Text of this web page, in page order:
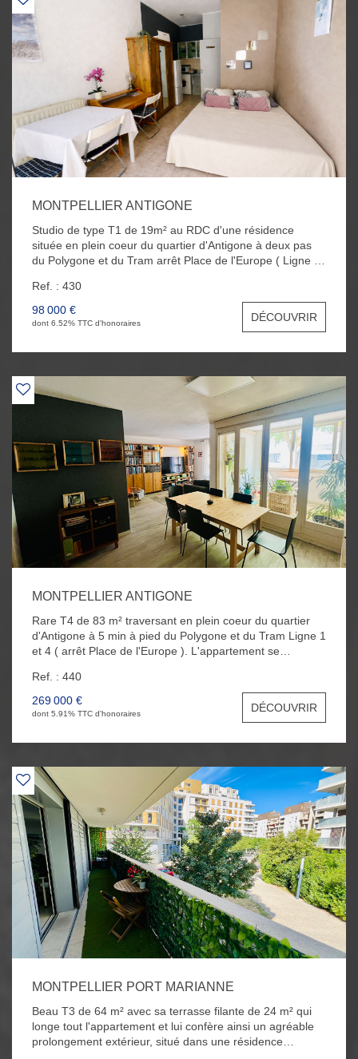
MONTPELLIER ANTIGONE
Studio de type T1 de 19m² au RDC d'une résidence
située en plein coeur du quartier d'Antigone à deux pas
du Polygone et du Tram arrêt Place de l'Europe ( Ligne 1
expo Est avec sa cuisine américaine aménagée, et d'une
salle d'eau avec WC. Vous bénéficierez également de
volets électriques et d'une cave au sous-sol. Idéal
Ref. : 430
98 000 €
dont 6.52% TTC d'honoraires DÉCOUVRIR
MONTPELLIER ANTIGONE
Rare T4 de 83 m² traversant en plein coeur du quartier
d'Antigone à 5 min à pied du Polygone et du Tram Ligne 1
et 4 ( arrêt Place de l'Europe ). L'appartement se
d'une cuisine indépendante équipée, de trois belles
chambres avec placards, d'une salle de bain et d'un WC.
Vous bénéficierez également d'une place de parking et
Ref. : 440
269 000 €
dont 5.91% TTC d'honoraires DÉCOUVRIR
MONTPELLIER PORT MARIANNE
Beau T3 de 64 m² avec sa terrasse filante de 24 m² qui
longe tout l'appartement et lui confère ainsi un agréable
prolongement extérieur, situé dans une résidence